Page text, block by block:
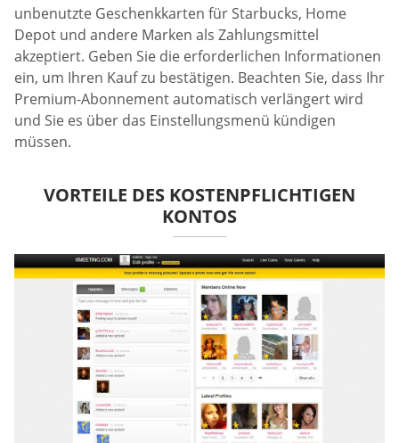
unbenutzte Geschenkkarten für Starbucks, Home
Depot und andere Marken als Zahlungsmittel
akzeptiert. Geben Sie die erforderlichen Informationen
ein, um Ihren Kauf zu bestätigen. Beachten Sie, dass Ihr
Premium-Abonnement automatisch verlängert wird
und Sie es über das Einstellungsmenü kündigen
müssen.
VORTEILE DES KOSTENPFLICHTIGEN
KONTOS